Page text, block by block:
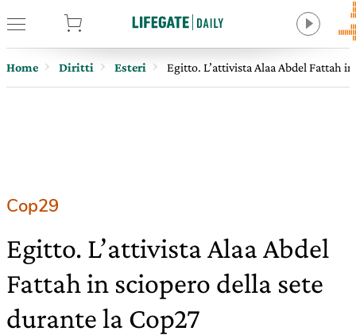
Home Diritti Esteri Egitto. L’attivista Alaa Abdel Fattah
Cop29
Egitto. L’attivista Alaa Abdel
Fattah in sciopero della sete
durante la Cop27